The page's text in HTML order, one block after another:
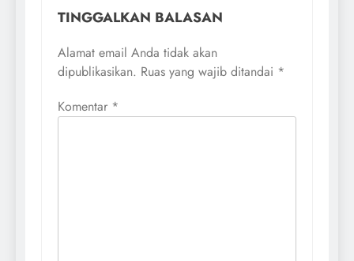
TINGGALKAN BALASAN
Alamat email Anda tidak akan
dipublikasikan. Ruas yang wajib ditandai *
Komentar *